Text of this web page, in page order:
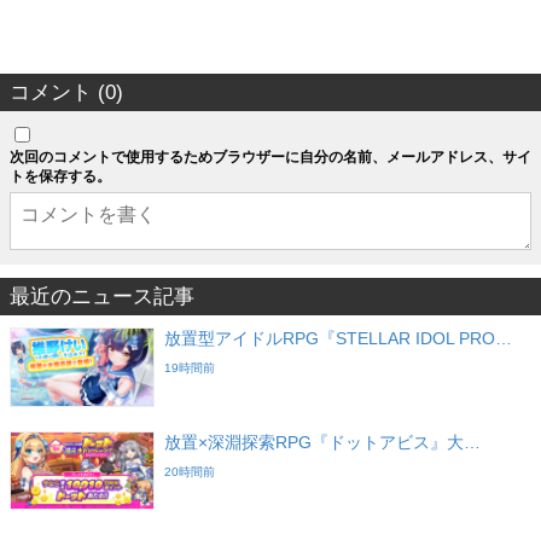
コメント (0)
次回のコメントで使用するためブラウザーに自分の名前、メールアドレス、サイ
トを保存する。
最近のニュース記事
放置型アイドルRPG『STELLAR IDOL PRO…
19時間前
放置×深淵探索RPG『ドットアビス』大…
20時間前